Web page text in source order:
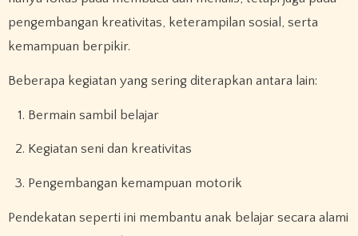
pengembangan kreativitas, keterampilan sosial, serta
kemampuan berpikir.
Beberapa kegiatan yang sering diterapkan antara lain:
Bermain sambil belajar
Kegiatan seni dan kreativitas
Pengembangan kemampuan motorik
Pendekatan seperti ini membantu anak belajar secara alami